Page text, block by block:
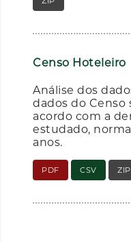
Censo Hoteleiro
Análise dos
dados do Censo
acordo com a
estudado,
anos.
PDF CSV ZIP